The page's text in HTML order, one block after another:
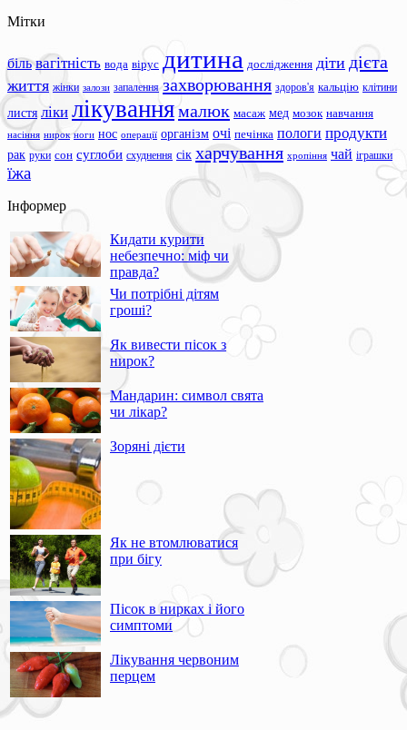
Мітки
біль вагітність вода вірус дитина дослідження діти дієта
життя жінки залози запалення захворювання здоров'я кальцію клітини
листя ліки лікуваннямалюк масаж мед мозок навчання
насіння нирок ноги нос операції організм очі печінка пологи продукти
рак руки сон суглоби схуднення сік харчування хропіння чай іграшки
їжа
Інформер
Кидати курити
небезпечно: міф чи
правда?
Чи потрібні дітям
гроші?
Як вивести пісок з
нирок?
Мандарин: символ свята
чи лікар?
Зоряні дієти
Як не втомлюватися
при бігу
Пісок в нирках і його
симптоми
Лікування червоним
перцем